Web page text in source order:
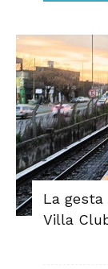
La gesta
Villa